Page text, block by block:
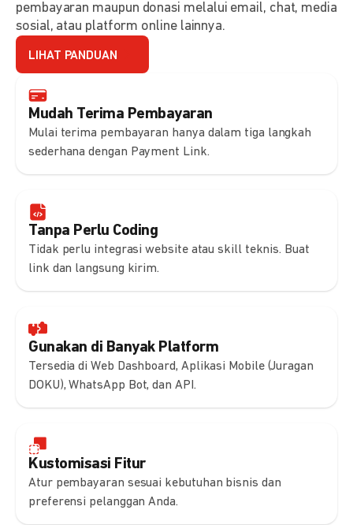
Mudah Terima Pembayaran
Mulai terima pembayaran hanya dalam tiga langkah
sederhana dengan Payment Link.
Tanpa Perlu Coding
Tidak perlu integrasi website atau skill teknis. Buat
link dan langsung kirim.
Gunakan di Banyak Platform
Tersedia di Web Dashboard, Aplikasi Mobile (Juragan
DOKU), WhatsApp Bot, dan API.
Kustomisasi Fitur
Atur pembayaran sesuai kebutuhan bisnis dan
preferensi pelanggan Anda.
pembayaran maupun donasi melalui email, chat, media
sosial, atau platform online lainnya.
LIHAT PANDUAN